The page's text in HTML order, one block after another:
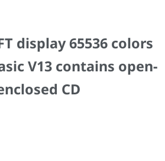
display 65536 colors
V13 contains open-
CD